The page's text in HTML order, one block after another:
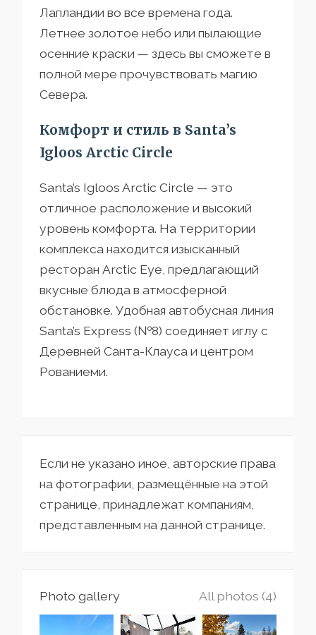
Лапландии во все времена года.
Летнее золотое небо или пылающие
осенние краски — здесь вы сможете в
полной мере прочувствовать магию
Севера.
Комфорт и стиль в Santa’s
Igloos Arctic Circle
Santa’s Igloos Arctic Circle — это
отличное расположение и высокий
уровень комфорта. На территории
комплекса находится изысканный
ресторан Arctic Eye, предлагающий
вкусные блюда в атмосферной
обстановке. Удобная автобусная линия
Santa’s Express (№8) соединяет иглу с
Деревней Санта-Клауса и центром
Рованиеми.
Если не указано иное, авторские права
на фотографии, размещённые на этой
странице, принадлежат компаниям,
представленным на данной странице.
Photo gallery All photos (4)